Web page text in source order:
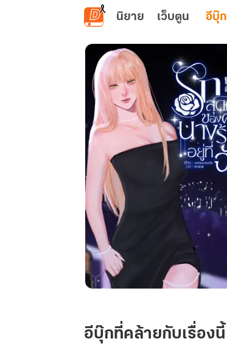
ข้ามไปยังเนื้อหาหลัก
นิยาย เว็บตูน อีบุ๊ก
ของ
คุณ
อีบุ๊กที่คล้ายกับเรื่องนี้